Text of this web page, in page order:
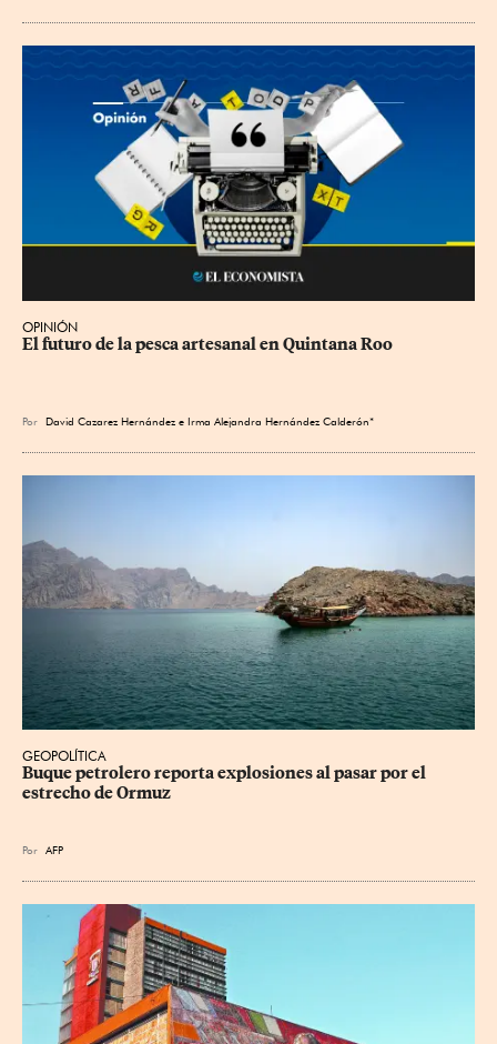
OPINIÓN
El futuro de la pesca artesanal en Quintana Roo
Por David Cazarez Hernández e Irma Alejandra Hernández Calderón*
GEOPOLÍTICA
Buque petrolero reporta explosiones al pasar por el
estrecho de Ormuz
Por AFP